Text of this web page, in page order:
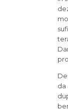
da